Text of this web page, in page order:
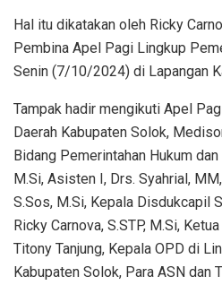
Hal itu dikatakan oleh Ricky
Pembina Apel Pagi Lingkup
Senin (7/10/2024) di Lapangan
Tampak hadir mengikuti Apel
Daerah Kabupaten Solok,
Bidang Pemerintahan Hukum
M.Si, Asisten I, Drs. Syahrial,
S.Sos, M.Si, Kepala Disdukcapil
Ricky Carnova, S.STP, M.Si,
Titony Tanjung, Kepala OPD di
Kabupaten Solok, Para ASN dan